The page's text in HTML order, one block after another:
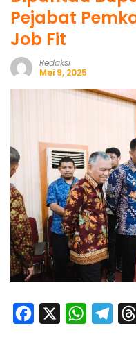
Pejabat
Job Fit
Redaksi
Mei 9, 2025
W